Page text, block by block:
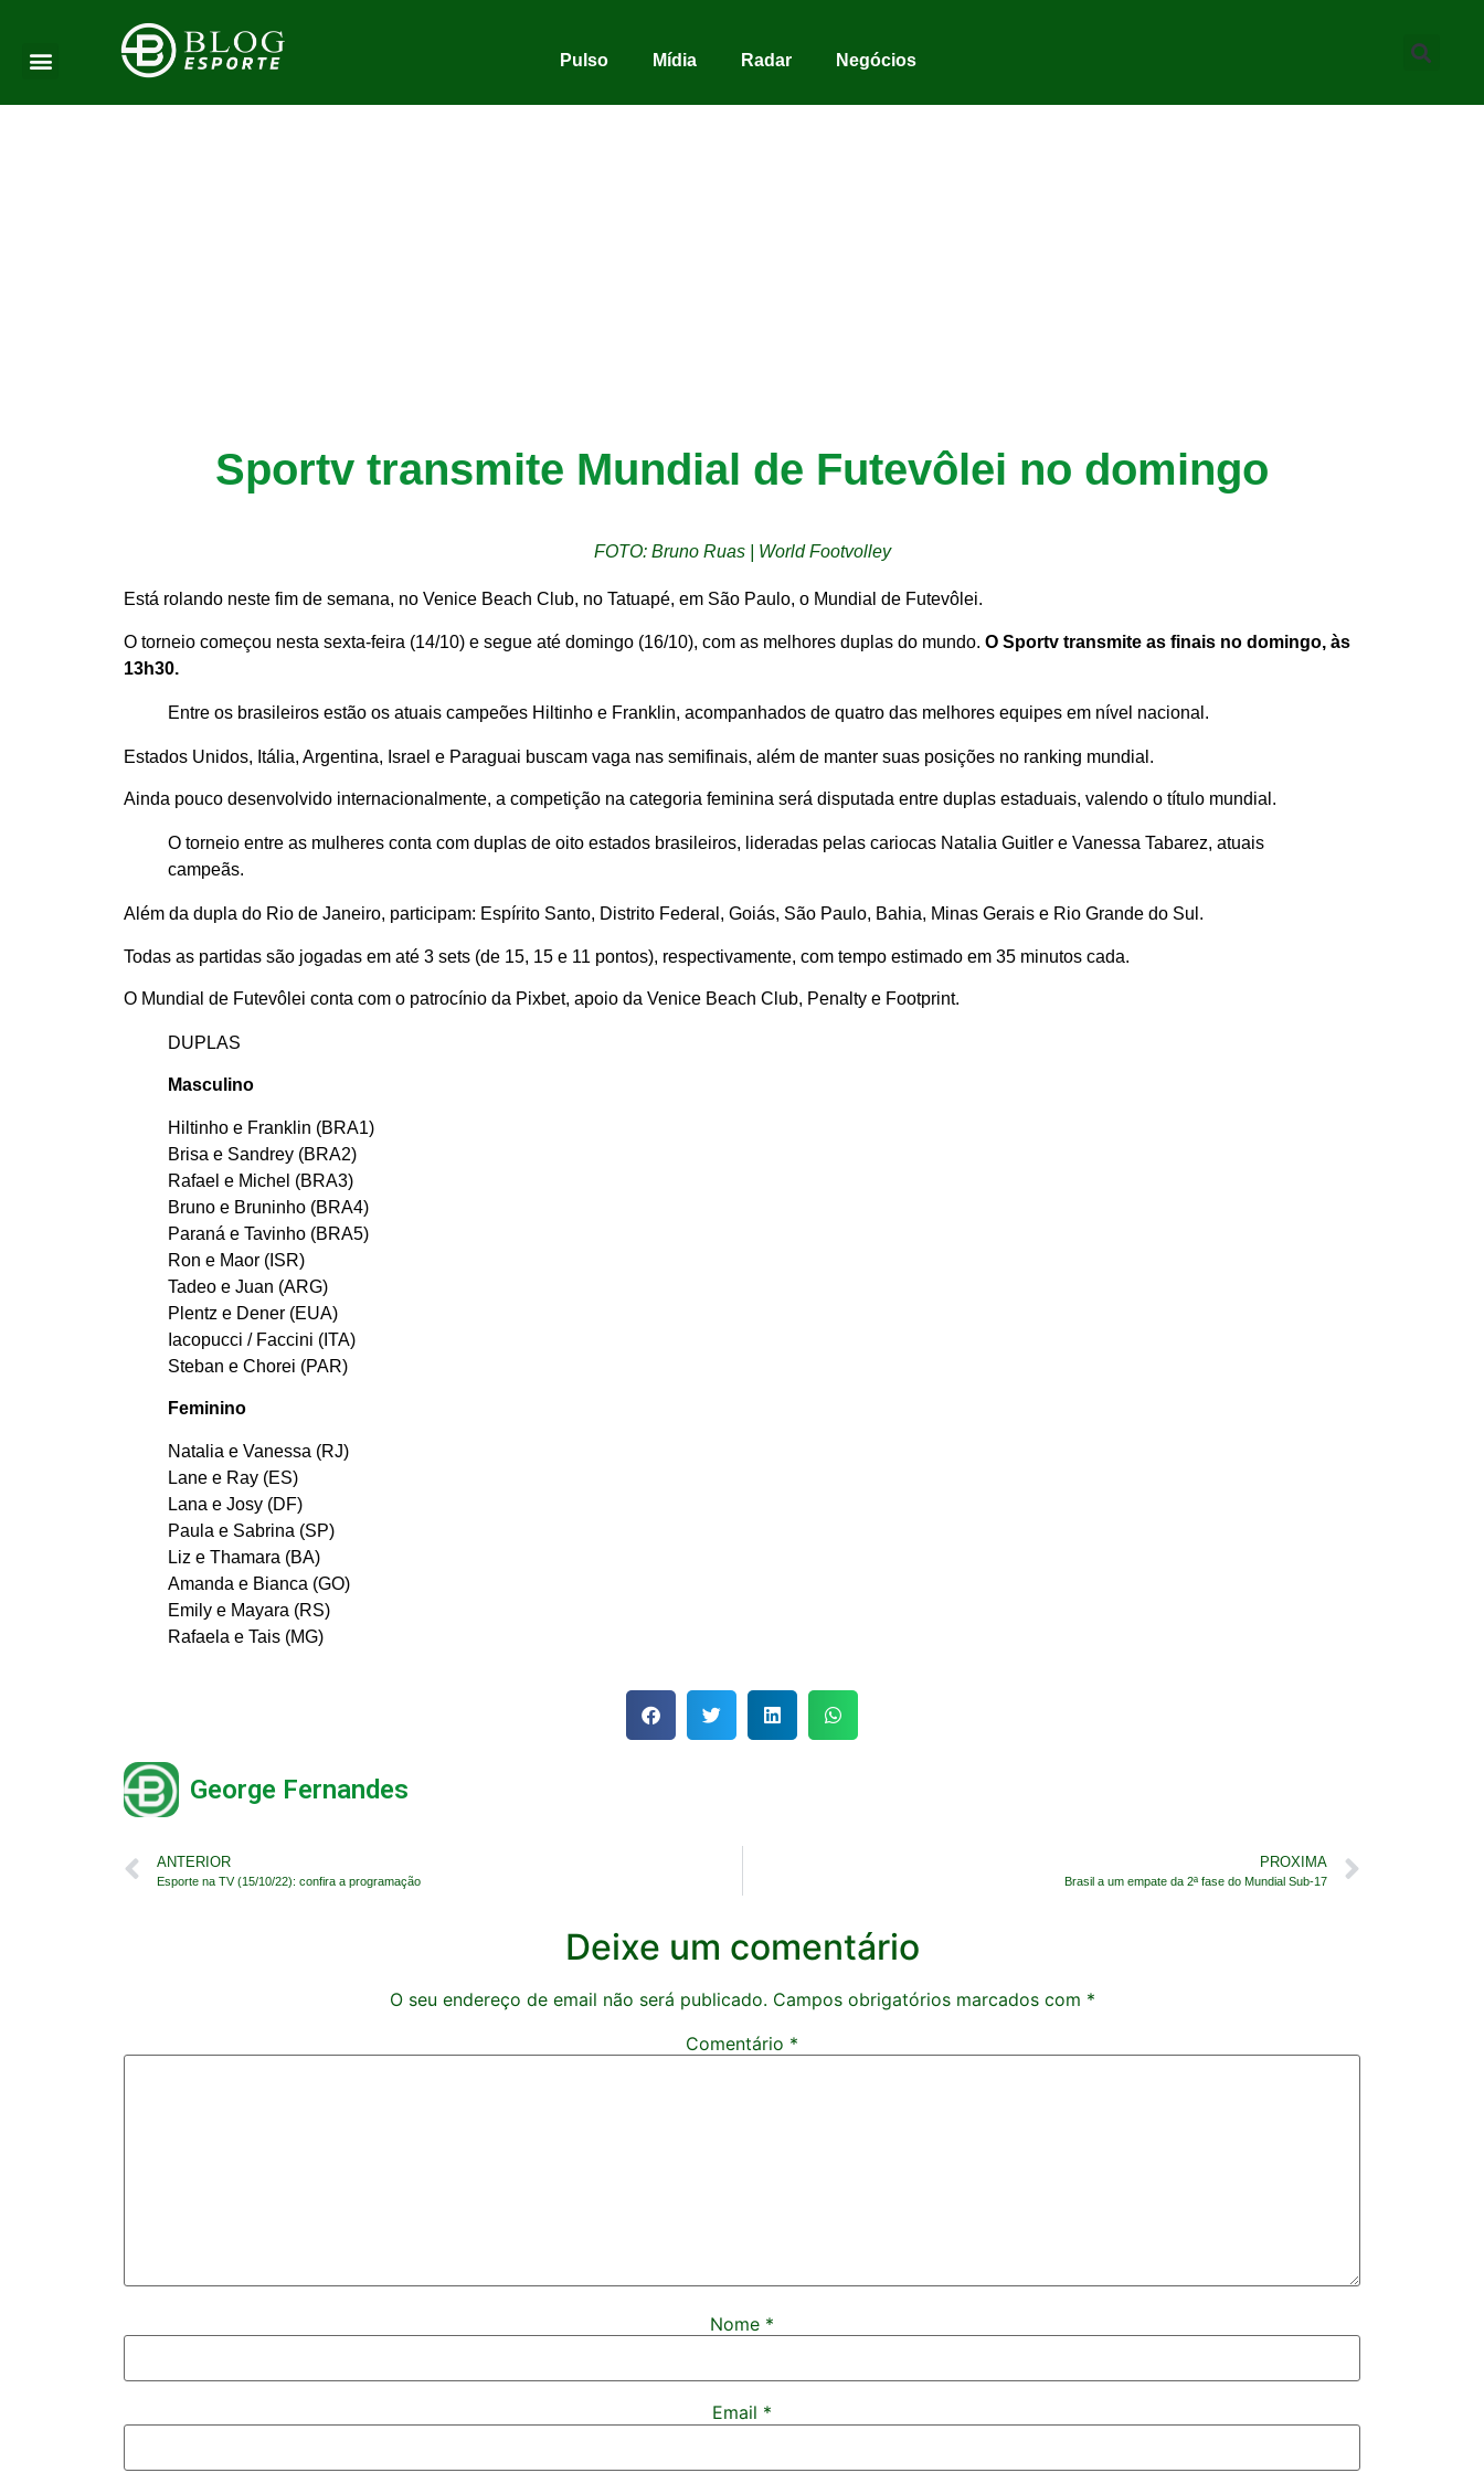
Pulso Mídia Radar Negócios
Sportv transmite Mundial de Futevôlei no domingo
FOTO: Bruno Ruas | World Footvolley
Está rolando neste fim de semana, no Venice Beach Club, no Tatuapé, em São Paulo, o Mundial de Futevôlei.
O torneio começou nesta sexta-feira (14/10) e segue até domingo (16/10), com as melhores duplas do mundo. O Sportv transmite as finais no domingo, às
13h30.
Entre os brasileiros estão os atuais campeões Hiltinho e Franklin, acompanhados de quatro das melhores equipes em nível nacional.
Estados Unidos, Itália, Argentina, Israel e Paraguai buscam vaga nas semifinais, além de manter suas posições no ranking mundial.
Ainda pouco desenvolvido internacionalmente, a competição na categoria feminina será disputada entre duplas estaduais, valendo o título mundial.
O torneio entre as mulheres conta com duplas de oito estados brasileiros, lideradas pelas cariocas Natalia Guitler e Vanessa Tabarez, atuais
campeãs.
Além da dupla do Rio de Janeiro, participam: Espírito Santo, Distrito Federal, Goiás, São Paulo, Bahia, Minas Gerais e Rio Grande do Sul.
Todas as partidas são jogadas em até 3 sets (de 15, 15 e 11 pontos), respectivamente, com tempo estimado em 35 minutos cada.
O Mundial de Futevôlei conta com o patrocínio da Pixbet, apoio da Venice Beach Club, Penalty e Footprint.
DUPLAS
Masculino
Hiltinho e Franklin (BRA1)
Brisa e Sandrey (BRA2)
Rafael e Michel (BRA3)
Bruno e Bruninho (BRA4)
Paraná e Tavinho (BRA5)
Ron e Maor (ISR)
Tadeo e Juan (ARG)
Plentz e Dener (EUA)
Iacopucci / Faccini (ITA)
Steban e Chorei (PAR)
Feminino
Natalia e Vanessa (RJ)
Lane e Ray (ES)
Lana e Josy (DF)
Paula e Sabrina (SP)
Liz e Thamara (BA)
Amanda e Bianca (GO)
Emily e Mayara (RS)
Rafaela e Tais (MG)
George Fernandes
ANTERIOR
Esporte na TV (15/10/22): confira a programação
PROXIMA
Brasil a um empate da 2ª fase do Mundial Sub-17
Deixe um comentário
O seu endereço de email não será publicado. Campos obrigatórios marcados com *
Comentário *
Nome *
Email *